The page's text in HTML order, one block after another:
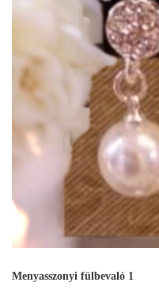
Menyasszonyi fülbevaló 1